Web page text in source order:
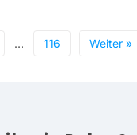
… 116 Weiter »